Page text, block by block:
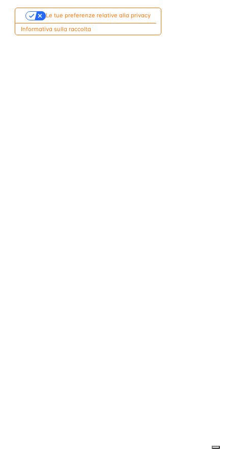
Informativa sulla raccolta
Le tue preferenze relative alla privacy